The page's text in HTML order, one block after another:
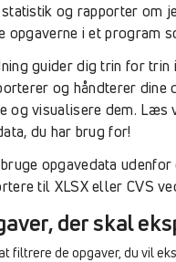
og rapporter om
opgaverne i et program
guider dig trin for trin
og håndterer dine
og visualisere dem. Læs
du har brug for!
opgavedata
til XLSX eller CVS
der skal
filtrere de opgaver, du vil